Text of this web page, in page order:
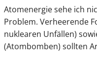
Atomenergie sehe ich
Problem. Verheerende
nuklearen Unfällen)
(Atombomben) sollten